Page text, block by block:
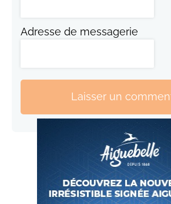
Adresse de messagerie
Laisser un